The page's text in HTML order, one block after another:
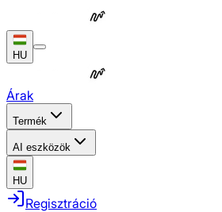
HU
Árak
Termék
AI eszközök
HU
Regisztráció